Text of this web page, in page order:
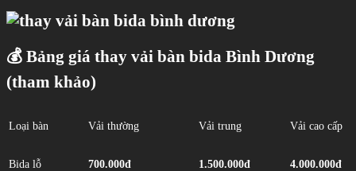
💰 Bảng giá thay vải bàn bida Bình Dương
(tham khảo)
Loại bàn Vải thường Vải trung Vải cao cấp
Bida lỗ 700.000đ 1.500.000đ 4.000.000đ